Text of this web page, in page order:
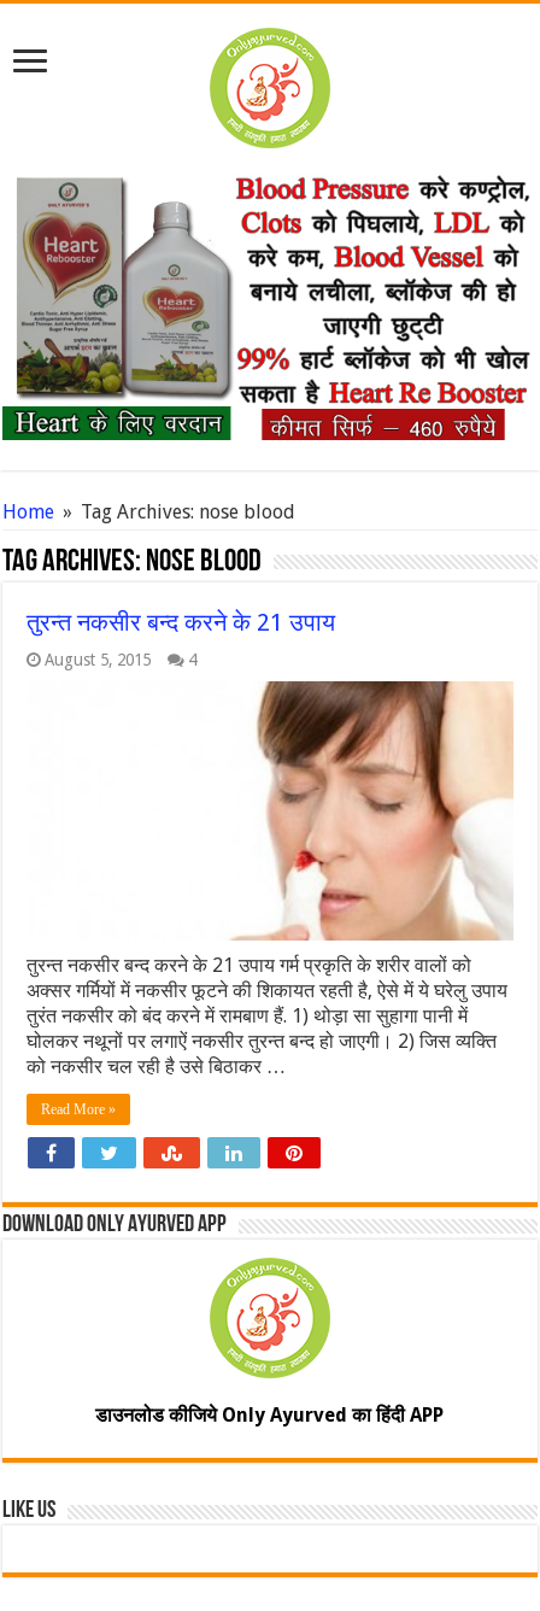
Home » Tag Archives: nose blood
Tag Archives: nose blood
तुरन्त नकसीर बन्द करने के 21 उपाय
August 5, 2015 4
तुरन्त नकसीर बन्द करने के 21 उपाय गर्म प्रकृति के शरीर वालों को
अक्सर गर्मियों में नकसीर फूटने की शिकायत रहती है, ऐसे में ये घरेलु उपाय
तुरंत नकसीर को बंद करने में रामबाण हैं. 1) थोड़ा सा सुहागा पानी में
घोलकर नथूनों पर लगाऐं नकसीर तुरन्त बन्द हो जाएगी। 2) जिस व्यक्ति
को नकसीर चल रही है उसे बिठाकर …
Read More »
Download Only Ayurved App
डाउनलोड कीजिये Only Ayurved का हिंदी APP
Like Us